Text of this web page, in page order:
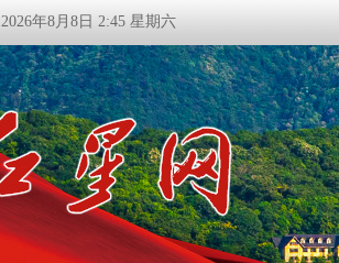
2026年8月8日 2:45 星期六